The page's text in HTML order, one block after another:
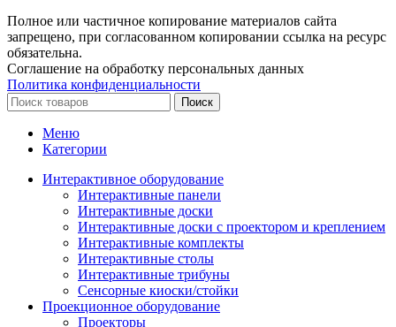
Полное или частичное копирование материалов сайта
запрещено, при согласованном копировании ссылка на ресурс
обязательна.
Соглашение на обработку персональных данных
Политика конфиденциальности
Поиск
Меню
Категории
Интерактивное оборудование
Интерактивные панели
Интерактивные доски
Интерактивные доски с проектором и креплением
Интерактивные комплекты
Интерактивные столы
Интерактивные трибуны
Сенсорные киоски/стойки
Проекционное оборудование
Проекторы